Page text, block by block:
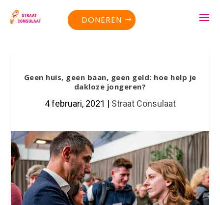
DONEREN
Geen huis, geen baan, geen geld: hoe help je
dakloze jongeren?
4 februari, 2021 | Straat Consulaat